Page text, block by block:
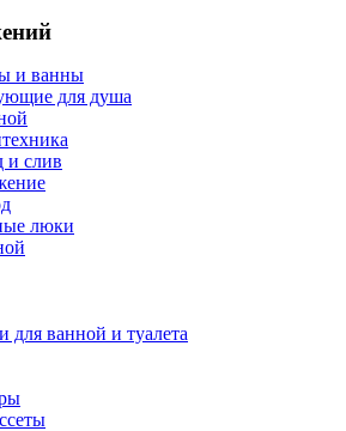
и ванны
для душа
и слив
люки
для ванной и туалета